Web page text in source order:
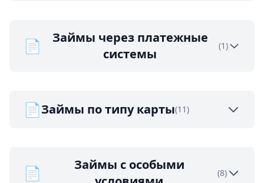
📄
Займы через платежные
системы
(1)
📄Займы по типу карты(11)
📄
Займы с особыми
(8)